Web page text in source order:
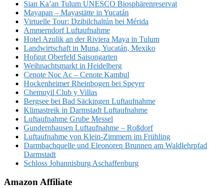
Sian Ka’an Tulum UNESCO Biosphärenreservat
Mayapan – Mayastätte in Yucatán
Virtuelle Tour: Dzibilchaltún bei Mérida
Ammerndorf Luftaufnahme
Hotel Azulik an der Riviera Maya in Tulum
Landwirtschaft in Muna, Yucatán, Mexiko
Hofgut Oberfeld Saisongarten
Weihnachtsmarkt in Heidelberg
Cenote Noc Ac – Cenote Kambul
Hockenheimer Rheinbogen bei Speyer
Chemuyil Club y Villas
Bergsee bei Bad Säckingen Luftaufnahme
Klimastreik in Darmstadt Luftaufnahme
Luftaufnahme Grube Messel
Gundernhausen Luftaufnahme – Roßdorf
Luftaufnahme von Klein-Zimmern im Frühling
Darmbachquelle und Eleonoren Brunnen am Waldlehrpfad
Darmstadt
Schloss Johannisburg Aschaffenburg
Amazon Affiliate